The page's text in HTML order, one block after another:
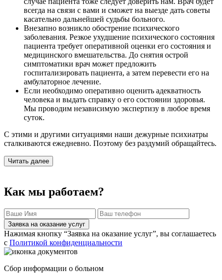
всегда на связи с вами и сможет на выезде дать советы
касательно дальнейшей судьбы больного.
Внезапно возникло обострение психического
заболевания. Резкое ухудшение психического состояния
пациента требует оперативной оценки его состояния и
медицинского вмешательства. До снятия острой
симптоматики врач может предложить
госпитализировать пациента, а затем перевести его на
амбулаторное лечение.
Если необходимо оперативно оценить адекватность
человека и выдать справку о его состоянии здоровья.
Мы проводим независимую экспертизу в любое время
суток.
С этими и другими ситуациями наши дежурные психиатры
сталкиваются ежедневно. Поэтому без раздумий обращайтесь.
Читать далее
Как мы работаем?
Заявка на оказание услуг
Нажимая кнопку “Заявка на оказание услуг”, вы соглашаетесь
с Политикой конфиденциальности
Сбор информации о больном